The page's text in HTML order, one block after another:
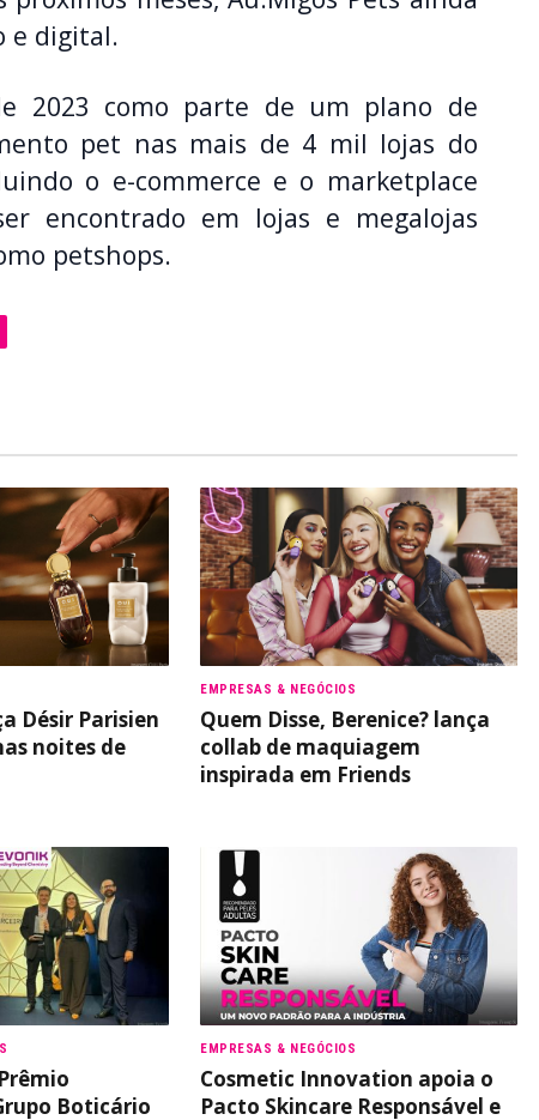
e digital.
2023 como parte de um plano de
pet nas mais de 4 mil lojas do
o e-commerce e o marketplace
encontrado em lojas e megalojas
petshops.
Désir Parisien
noites de
EMPRESAS & NEGÓCIOS
Quem Disse, Berenice? lança
collab de maquiagem
inspirada em Friends
Boticário
EMPRESAS & NEGÓCIOS
Cosmetic Innovation apoia o
Pacto Skincare Responsável e